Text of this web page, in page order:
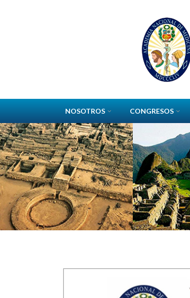
NOSOTROS CONGRESOS